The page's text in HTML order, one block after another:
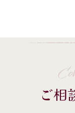
ご相